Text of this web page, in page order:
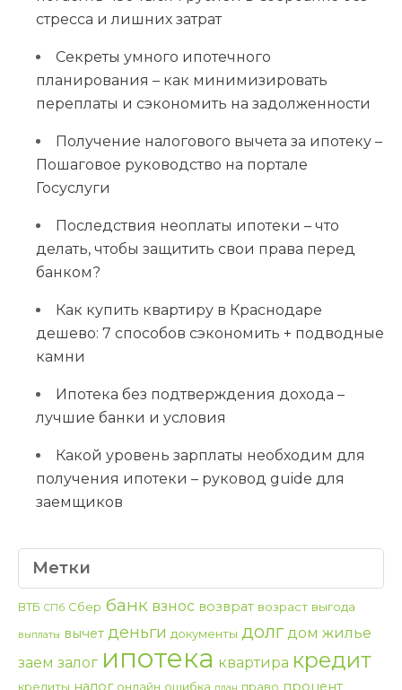
стресса и лишних затрат
Секреты умного ипотечного
планирования – как минимизировать
переплаты и сэкономить на задолженности
Получение налогового вычета за ипотеку –
Пошаговое руководство на портале
Госуслуги
Последствия неоплаты ипотеки – что
делать, чтобы защитить свои права перед
банком?
Как купить квартиру в Краснодаре
дешево: 7 способов сэкономить + подводные
камни
Ипотека без подтверждения дохода –
лучшие банки и условия
Какой уровень зарплаты необходим для
получения ипотеки – руковод guide для
заемщиков
Метки
ВТБ СПб Сбер банк взнос возврат возраст выгода
выплаты вычет деньги документы долг дом жилье
заем залог ипотека квартира кредит
кредиты налог онлайн ошибка план право процент